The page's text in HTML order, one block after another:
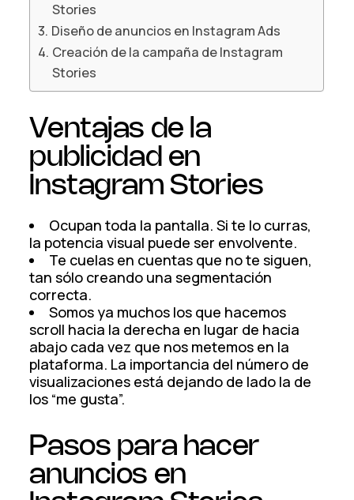
Stories
Diseño de anuncios en Instagram Ads
Creación de la campaña de Instagram
Stories
Ventajas de la
publicidad en
Instagram Stories
Ocupan toda la pantalla. Si te lo curras,
la potencia visual puede ser envolvente.
Te cuelas en cuentas que no te siguen,
tan sólo creando una segmentación
correcta.
Somos ya muchos los que hacemos
scroll hacia la derecha en lugar de hacia
abajo cada vez que nos metemos en la
plataforma. La importancia del número de
visualizaciones está dejando de lado la de
los “me gusta”.
Pasos para hacer
anuncios en